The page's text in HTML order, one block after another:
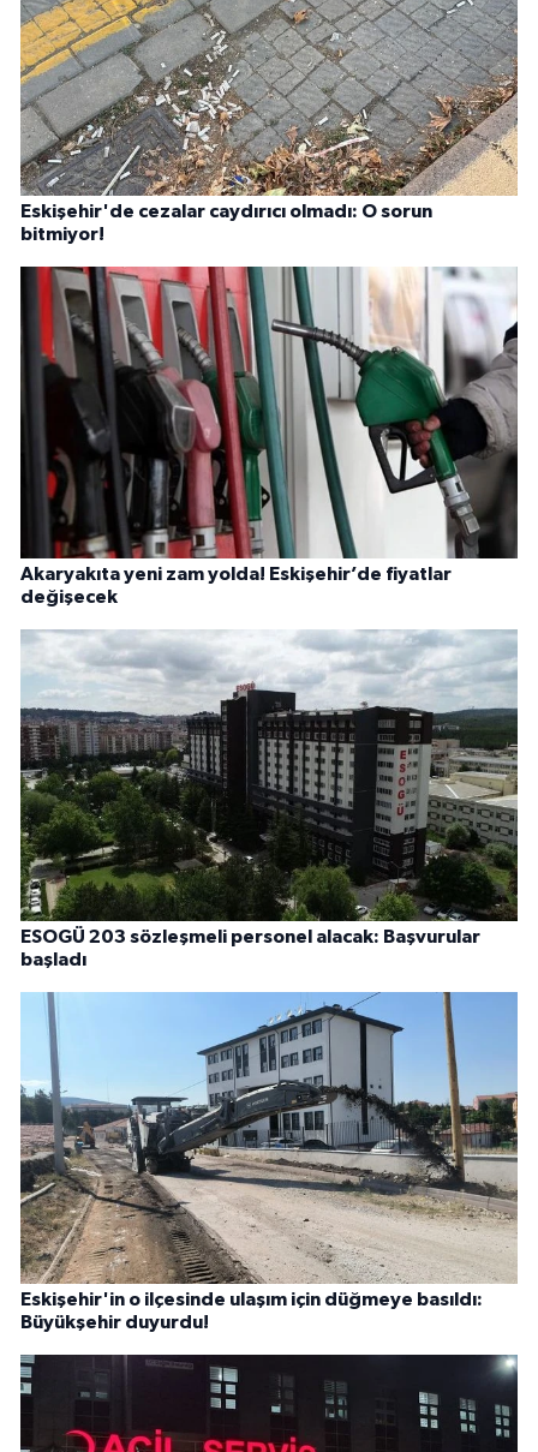
Eskişehir'de cezalar caydırıcı olmadı: O sorun
bitmiyor!
Akaryakıta yeni zam yolda! Eskişehir’de fiyatlar
değişecek
ESOGÜ 203 sözleşmeli personel alacak: Başvurular
başladı
Eskişehir'in o ilçesinde ulaşım için düğmeye basıldı:
Büyükşehir duyurdu!